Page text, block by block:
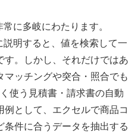
に多岐にわたります。
明すると、値を検索して一
。しかし、それだけではあ
マッチングや突合・照合でも
使う見積書・請求書の自動
例として、エクセルで商品コ
件に合うデータを抽出する